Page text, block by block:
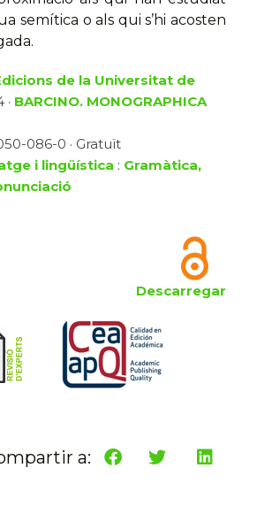
semítica o als qui s’hi acosten
de la Universitat de
· BARCINO. MONOGRAPHICA
086-0 · Gratuït
i lingüística : Gramàtica,
Descarregar
a: